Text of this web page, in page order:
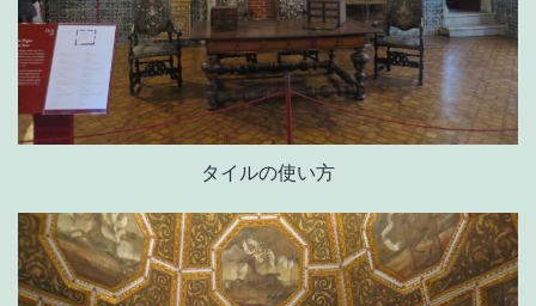
タイルの使い方